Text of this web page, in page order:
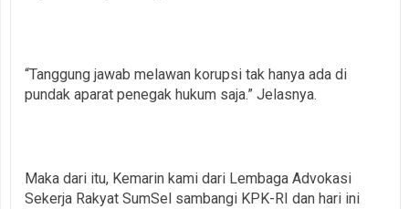
“Tanggung jawab melawan korupsi tak hanya ada di
pundak aparat penegak hukum saja.” Jelasnya.
Maka dari itu, Kemarin kami dari Lembaga Advokasi
Sekerja Rakyat SumSel sambangi KPK-RI dan hari ini